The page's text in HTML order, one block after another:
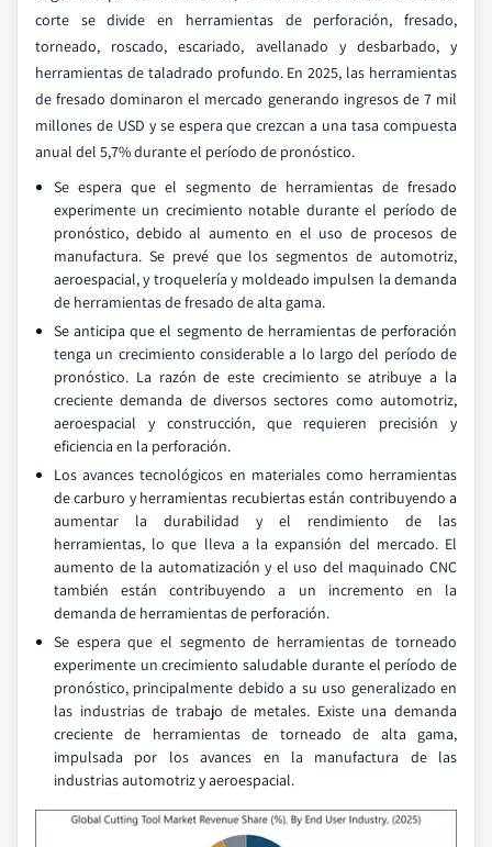
corte se divide en herramientas de perforación, fresado,
torneado, roscado, escariado, avellanado y desbarbado, y
herramientas de taladrado profundo. En 2025, las herramientas
de fresado dominaron el mercado generando ingresos de 7 mil
millones de USD y se espera que crezcan a una tasa compuesta
anual del 5,7% durante el período de pronóstico.
Se espera que el segmento de herramientas de fresado
experimente un crecimiento notable durante el período de
pronóstico, debido al aumento en el uso de procesos de
manufactura. Se prevé que los segmentos de automotriz,
aeroespacial, y troquelería y moldeado impulsen la demanda
de herramientas de fresado de alta gama.
Se anticipa que el segmento de herramientas de perforación
tenga un crecimiento considerable a lo largo del período de
pronóstico. La razón de este crecimiento se atribuye a la
creciente demanda de diversos sectores como automotriz,
aeroespacial y construcción, que requieren precisión y
eficiencia en la perforación.
Los avances tecnológicos en materiales como herramientas
de carburo y herramientas recubiertas están contribuyendo a
aumentar la durabilidad y el rendimiento de las
herramientas, lo que lleva a la expansión del mercado. El
aumento de la automatización y el uso del maquinado CNC
también están contribuyendo a un incremento en la
demanda de herramientas de perforación.
Se espera que el segmento de herramientas de torneado
experimente un crecimiento saludable durante el período de
pronóstico, principalmente debido a su uso generalizado en
las industrias de trabajo de metales. Existe una demanda
creciente de herramientas de torneado de alta gama,
impulsada por los avances en la manufactura de las
industrias automotriz y aeroespacial.